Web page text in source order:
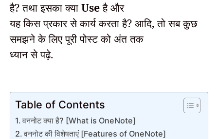
है? तथा इसका क्या Useहै और
यह किस प्रकार से कार्य करता है? आदि, तो सब कुछ
समझने के लिए पूरी पोस्ट को अंत तक
ध्यान से पढ़े.
Table of Contents
वननोट क्या है? [What is OneNote]
वननोट की विशेषताएं [Features of OneNote]